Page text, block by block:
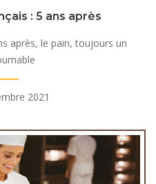
: 5 ans après
après, le pain, toujours un
2021